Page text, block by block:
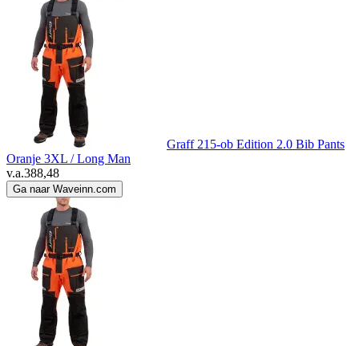
Graff 215-ob Edition 2.0 Bib Pants
Oranje 3XL / Long Man
v.a.388,48
Ga naar Waveinn.com